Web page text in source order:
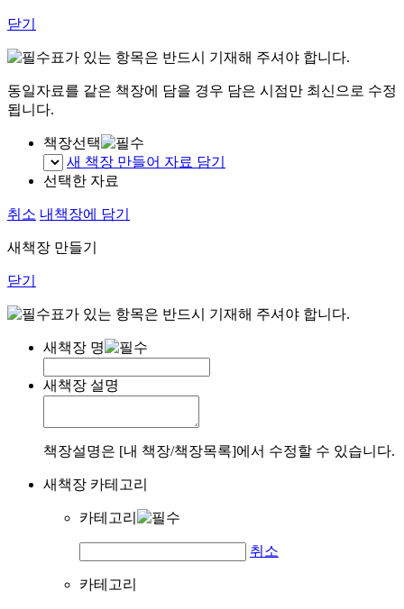
닫기
표가 있는 항목은 반드시 기재해 주셔야 합니다.
동일자료를 같은 책장에 담을 경우 담은 시점만 최신으로 수정
됩니다.
책장선택
새 책장 만들어 자료 담기
선택한 자료
취소 내책장에 담기
새책장 만들기
닫기
표가 있는 항목은 반드시 기재해 주셔야 합니다.
새책장 명
새책장 설명
책장설명은 [내 책장/책장목록]에서 수정할 수 있습니다.
새책장 카테고리
카테고리
취소
카테고리